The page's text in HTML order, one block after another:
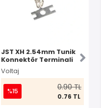
JST XH 2.54mm Tunik
Konnektör Terminali
Voltaj
%15 0.90 TL
0.76 TL